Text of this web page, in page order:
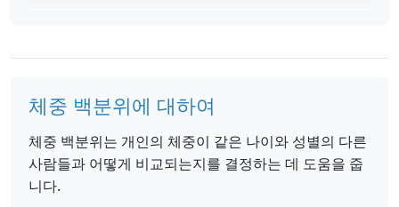
체중 백분위에 대하여
체중 백분위는 개인의 체중이 같은 나이와 성별의 다른
사람들과 어떻게 비교되는지를 결정하는 데 도움을 줍
니다.